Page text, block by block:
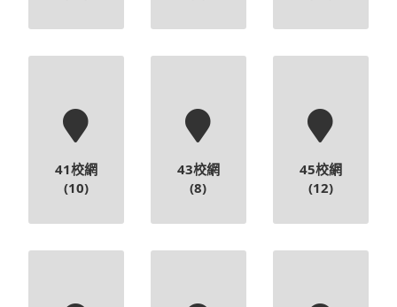
41校網
(10)
43校網
(8)
45校網
(12)